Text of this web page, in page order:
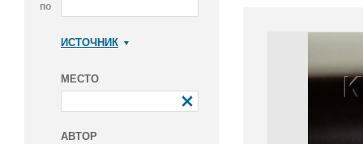
по
ИСТОЧНИК
МЕСТО
АВТОР